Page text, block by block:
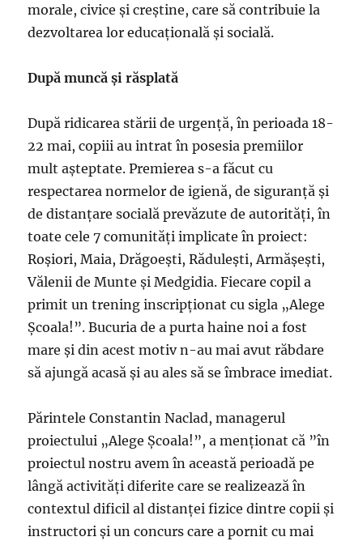
morale, civice și creștine, care să contribuie la
dezvoltarea lor educațională și socială.
După muncă și răsplată
După ridicarea stării de urgență, în perioada 18-
22 mai, copiii au intrat în posesia premiilor
mult așteptate. Premierea s-a făcut cu
respectarea normelor de igienă, de siguranță și
de distanțare socială prevăzute de autorități, în
toate cele 7 comunități implicate în proiect:
Roșiori, Maia, Drăgoești, Rădulești, Armășești,
Vălenii de Munte și Medgidia. Fiecare copil a
primit un trening inscripționat cu sigla „Alege
Școala!”. Bucuria de a purta haine noi a fost
mare și din acest motiv n-au mai avut răbdare
să ajungă acasă și au ales să se îmbrace imediat.
Părintele Constantin Naclad, managerul
proiectului „Alege Școala!”, a menționat că ”în
proiectul nostru avem în această perioadă pe
lângă activități diferite care se realizează în
contextul dificil al distanței fizice dintre copii și
instructori și un concurs care a pornit cu mai